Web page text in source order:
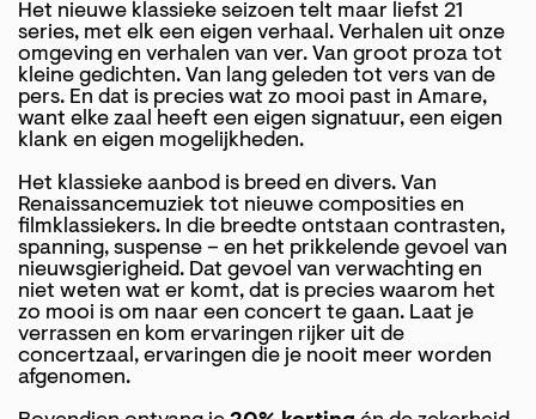
Het nieuwe klassieke seizoen telt maar liefst 21
series, met elk een eigen verhaal. Verhalen uit onze
omgeving en verhalen van ver. Van groot proza tot
kleine gedichten. Van lang geleden tot vers van de
pers. En dat is precies wat zo mooi past in Amare,
want elke zaal heeft een eigen signatuur, een eigen
klank en eigen mogelijkheden.
Het klassieke aanbod is breed en divers. Van
Renaissancemuziek tot nieuwe composities en
filmklassiekers. In die breedte ontstaan contrasten,
spanning, suspense – en het prikkelende gevoel van
nieuwsgierigheid. Dat gevoel van verwachting en
niet weten wat er komt, dat is precies waarom het
zo mooi is om naar een concert te gaan. Laat je
verrassen en kom ervaringen rijker uit de
concertzaal, ervaringen die je nooit meer worden
afgenomen.